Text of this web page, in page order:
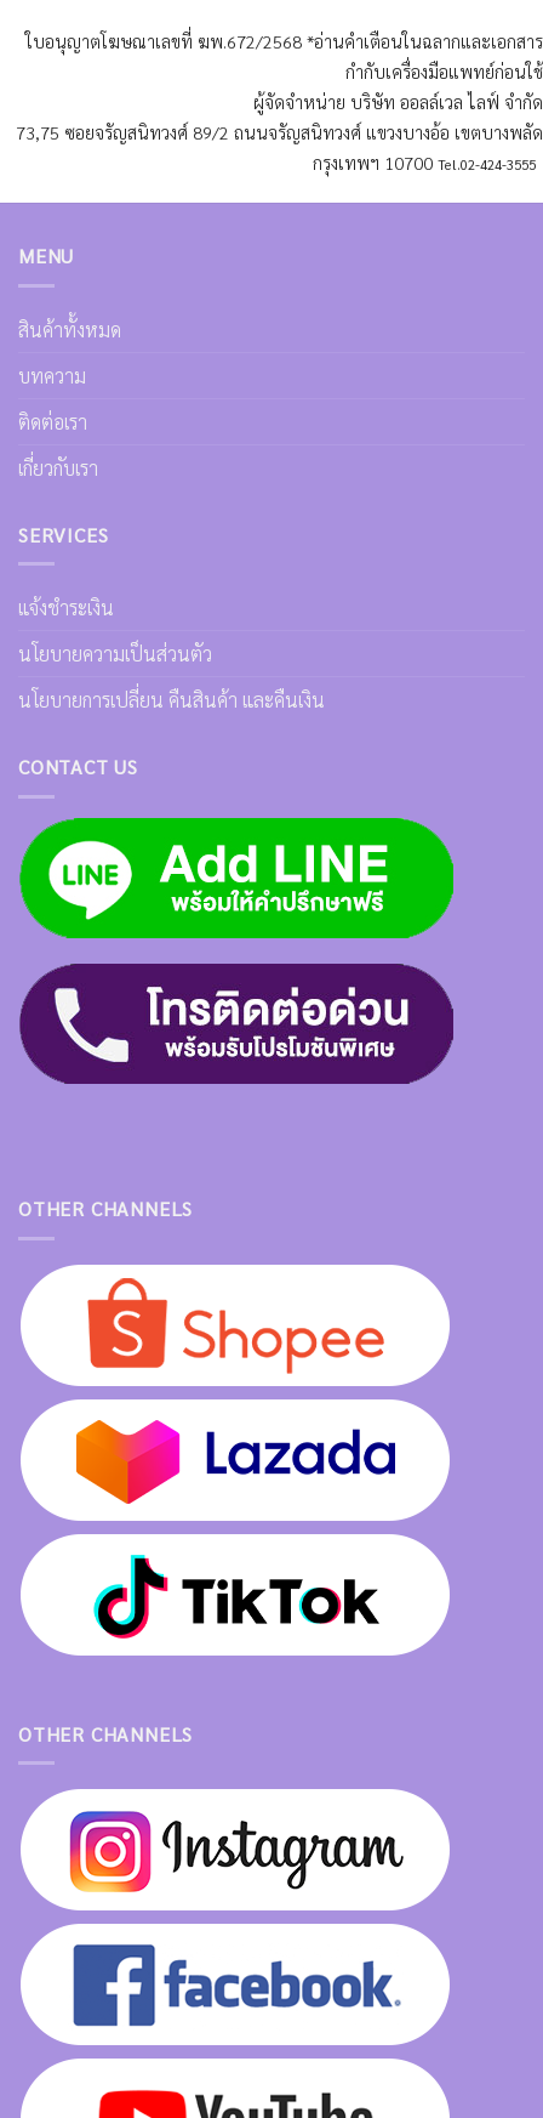
ใบอนุญาตโฆษณาเลขที่ ฆพ.672/2568 *อ่านคำเตือนในฉลากและเอกสาร
กำกับเครื่องมือแพทย์ก่อนใช้
ผู้จัดจำหน่าย บริษัท ออลล์เวล ไลฟ์ จำกัด
73,75 ซอยจรัญสนิทวงศ์ 89/2 ถนนจรัญสนิทวงศ์ แขวงบางอ้อ เขตบางพลัด
กรุงเทพฯ 10700 Tel.02-424-3555
MENU
สินค้าทั้งหมด
บทความ
ติดต่อเรา
เกี่ยวกับเรา
SERVICES
แจ้งชำระเงิน
นโยบายความเป็นส่วนตัว
นโยบายการเปลี่ยน คืนสินค้า และคืนเงิน
CONTACT US
OTHER CHANNELS
OTHER CHANNELS